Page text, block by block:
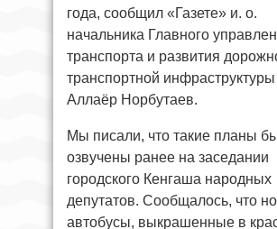
года, сообщил «Газете» и. о.
начальника Главного
транспорта и развития
транспортной
Аллаёр Норбутаев.
Мы писали, что такие планы
озвучены ранее на заседании
городского Кенгаша народных
депутатов. Сообщалось, что
автобусы, выкрашенные в